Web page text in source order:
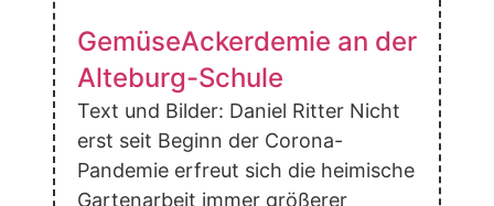
GemüseAckerdemie an der
Alteburg-Schule
Text und Bilder: Daniel Ritter Nicht
erst seit Beginn der Corona-
Pandemie erfreut sich die heimische
Gartenarbeit immer größerer